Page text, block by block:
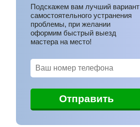
Подскажем вам лучший вариант
самостоятельного устранения
проблемы, при желании
оформим быстрый выезд
мастера на место!